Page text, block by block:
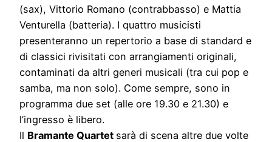
(sax), Vittorio Romano (contrabbasso) e Mattia
Venturella (batteria). I quattro musicisti
presenteranno un repertorio a base di standard e
di classici rivisitati con arrangiamenti originali,
contaminati da altri generi musicali (tra cui pop e
samba, ma non solo). Come sempre, sono in
programma due set (alle ore 19.30 e 21.30) e
l’ingresso è libero.
Il Bramante Quartet sarà di scena altre due volte